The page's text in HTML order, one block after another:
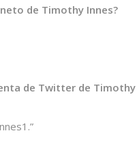
de Timothy Innes?
de Twitter de Timothy